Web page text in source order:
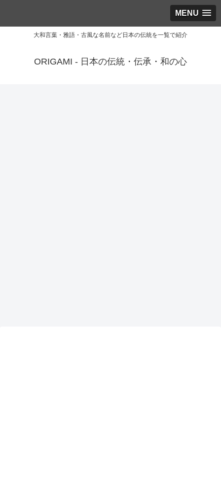
MENU
大和言葉・雅語・古風な名前など日本の伝統を一覧で紹介
ORIGAMI - 日本の伝統・伝承・和の心